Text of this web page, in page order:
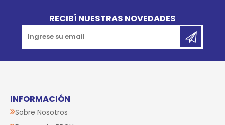
RECIBÍ NUESTRAS NOVEDADES
INFORMACIÓN
Sobre Nosotros